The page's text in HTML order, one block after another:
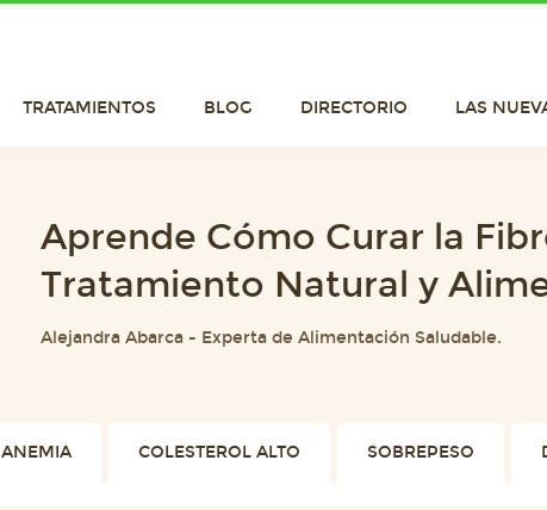
TRATAMIENTOS BLOG DIRECTORIO LAS
Aprende Cómo Curar la
Tratamiento Natural y
Alejandra Abarca - Experta de Alimentación Saludable.
ANEMIA COLESTEROL ALTO SOBREPESO